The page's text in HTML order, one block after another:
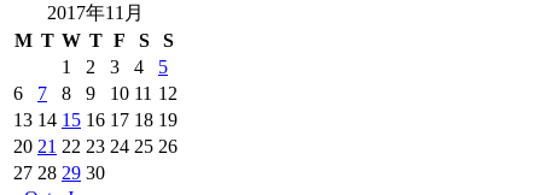
2017年11月
M T W T F S
S
1
2 3 4
5
6
7 8 9 10 11 12
13 14 15 16 17 18 19
20 21 22 23 24 25 26
27 28 29 30